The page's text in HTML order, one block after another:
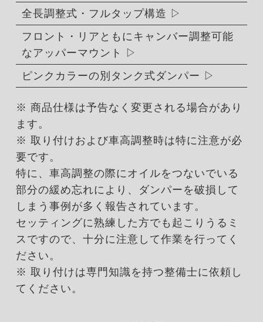
全長調整式・フルタップ構造
フロント・リアともにキャンバー調整可能
なアッパーマウント
ピンクカラーの別タンク式ダンパー
※ 商品仕様は予告なく変更される場合があり
ます。
※ 取り付けおよび車高調整時は特に注意が必
要です。
特に、車高調整の際にオイルをつないでいる
部分の緩め忘れにより、ダンパーを破損して
しまう事例が多く報告されています。
セッティングに熟練した方でも起こりうるミ
スですので、十分に注意して作業を行ってく
ださい。
※ 取り付けは専門知識を持つ整備士に依頼し
てください。